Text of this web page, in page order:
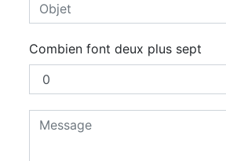
Combien font deux plus sept